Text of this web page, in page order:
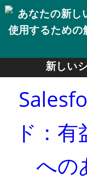
新しい
ド：
への